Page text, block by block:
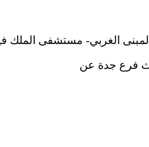
بالمبنى الغربي- مستشفى
فرع جدة عن